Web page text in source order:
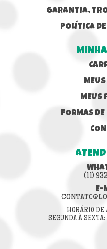
GARANTIA,
POLÍTICA
MEUS
FORMAS
(11)
E-
HORÁRIO DE
SEGUNDA À